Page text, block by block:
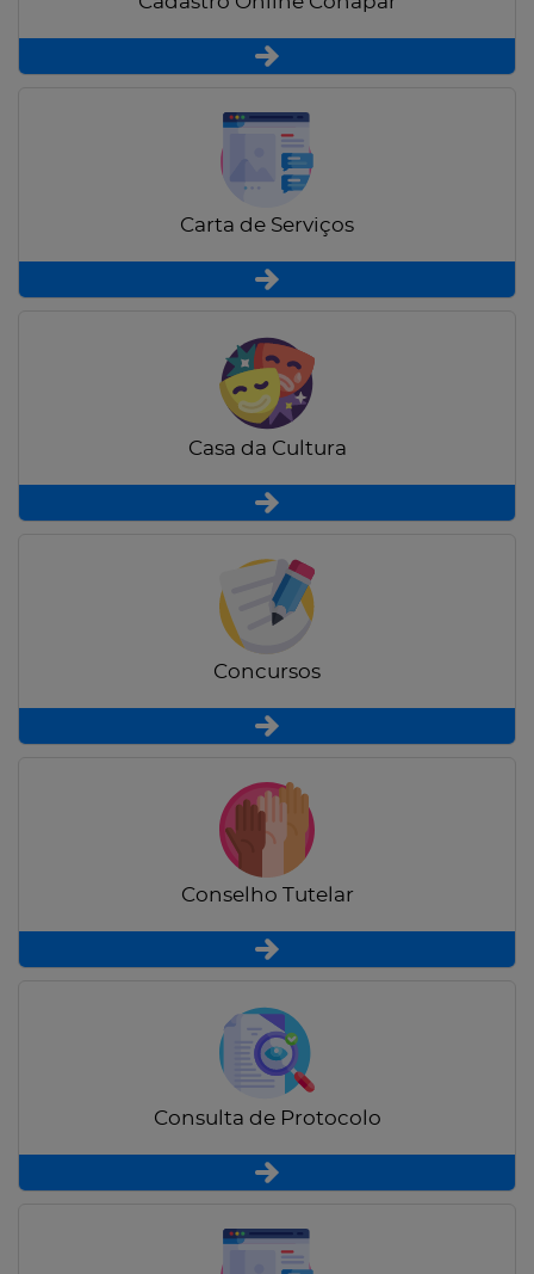
Carta de Serviços
Casa da Cultura
Concursos
Conselho Tutelar
Consulta de Protocolo